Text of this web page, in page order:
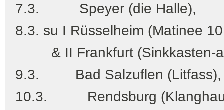
7.3. Speyer (die Halle),
8.3. su I Rüsselheim (Matinee
& II Frankfurt (Sinkkasten-
9.3. Bad Salzuflen (Litfass),
10.3. Rendsburg